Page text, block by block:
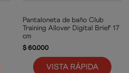
Pantaloneta de baño Club
Training Allover Digital Brief 17
cm
$60.000
VISTA RÁPIDA